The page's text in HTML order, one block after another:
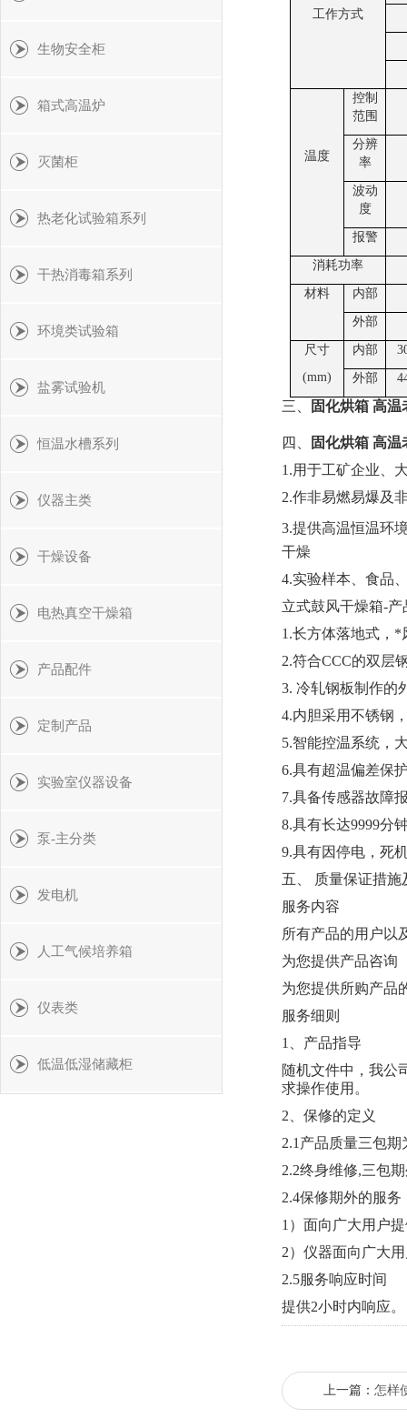
工作方式
温度
控制
范围
分辨
率
波动
度
报警
消耗功率
材料 内部
外部
尺寸
(mm)
内部
外部
三、 固化烘箱 高温
四、
固化烘箱 高温
1.用于工矿企业、
2.作非易燃易爆及
3.提供高温恒温环
干燥
4.实验样本、食品
立式鼓风干燥箱-产
1.长方体落地式，
2.符合CCC的双层
3. 冷轧钢板制作的
4.内胆采用不锈钢
5.智能控温系统，
6.具有超温偏差保
7.具备传感器故障
8.具有长达9999分
9.具有因停电，死
五、 质量保证措施
服务内容
所有产品的用户以
为您提供产品咨询
为您提供所购产品
服务细则
1、产品指导
随机文件中，我公
求操作使用。
2、保修的定义
2.1产品质量三包期
2.2终身维修,三包
2.4保修期外的服务
1）面向广大用户
2）仪器面向广大
2.5服务响应时间
提供2小时内响应。
上一篇： 怎样
生物安全柜
箱式高温炉
灭菌柜
热老化试验箱系列
干热消毒箱系列
环境类试验箱
盐雾试验机
恒温水槽系列
仪器主类
干燥设备
电热真空干燥箱
产品配件
定制产品
实验室仪器设备
泵-主分类
发电机
人工气候培养箱
仪表类
低温低湿储藏柜